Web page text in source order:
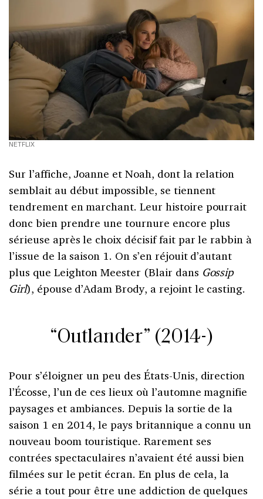
NETFLIX
Sur l’affiche, Joanne et Noah, dont la relation
semblait au début impossible, se tiennent
tendrement en marchant. Leur histoire pourrait
donc bien prendre une tournure encore plus
sérieuse après le choix décisif fait par le rabbin à
l’issue de la saison 1. On s’en réjouit d’autant
plus que Leighton Meester (Blair dans Gossip
Girl), épouse d’Adam Brody, a rejoint le casting.
“Outlander” (2014-)
Pour s’éloigner un peu des États-Unis, direction
l’Écosse, l’un de ces lieux où l’automne magnifie
paysages et ambiances. Depuis la sortie de la
saison 1 en 2014, le pays britannique a connu un
nouveau boom touristique. Rarement ses
contrées spectaculaires n’avaient été aussi bien
filmées sur le petit écran. En plus de cela, la
série a tout pour être une addiction de quelques